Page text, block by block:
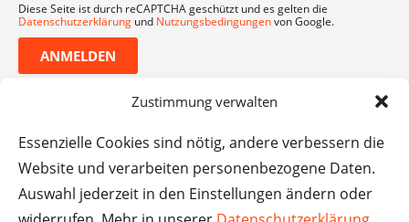
Zustimmung verwalten
Essenzielle Cookies sind nötig, andere verbessern die
Website und verarbeiten personenbezogene Daten.
Auswahl jederzeit in den Einstellungen ändern oder
Diese Seite ist durch reCAPTCHA geschützt und es gelten die
Datenschutzerklärung und Nutzungsbedingungenvon Google.
ANMELDEN